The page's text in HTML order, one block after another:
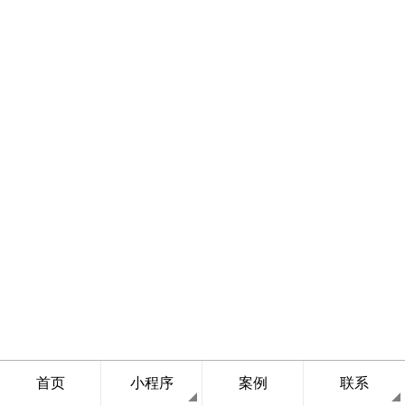
首页 小程序 案例 联系